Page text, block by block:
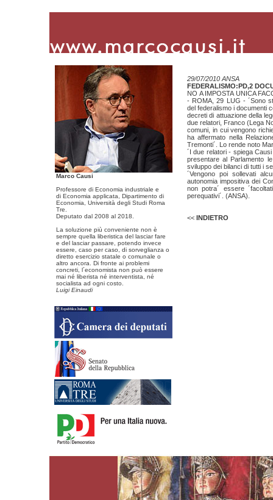
Marco Causi
Professore di Economia industriale e
di Economia applicata, Dipartimento di
Economia, Università degli Studi Roma
Tre.
Deputato dal 2008 al 2018.
La soluzione più conveniente non è
sempre quella liberistica del lasciar fare
e del lasciar passare, potendo invece
essere, caso per caso, di sorveglianza o
diretto esercizio statale o comunale o
altro ancora. Di fronte ai problemi
concreti, l´economista non può essere
mai né liberista né interventista, né
socialista ad ogni costo.
Luigi Einaudi
29/07/2010 ANSA
FEDERALISMO:PD,2
NO A IMPOSTA UNICA
- ROMA, 29 LUG - ´Sono
del federalismo i documenti
decreti di attuazione della
due relatori, Franco (Lega
comuni, in cui vengono
ha affermato nella
Tremonti´. Lo rende noto
´I due relatori - spiega
presentare al Parlamento
sviluppo dei bilanci di tutti i
´Vengono poi sollevati
autonomia impositiva dei
non potra´ essere
perequativi´. (ANSA).
<< INDIETRO